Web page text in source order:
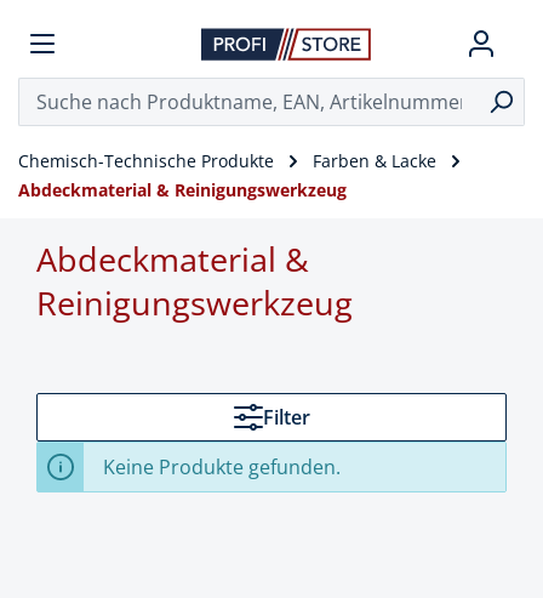
Chemisch-Technische Produkte
Farben & Lacke
Abdeckmaterial & Reinigungswerkzeug
Abdeckmaterial &
Reinigungswerkzeug
Filter
Keine Produkte gefunden.